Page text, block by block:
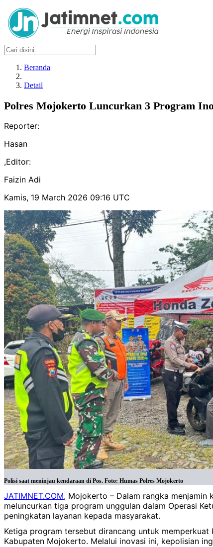
Beranda
Detail
Polres Mojokerto Luncurkan 3 Program
Reporter:
Hasan
,Editor:
Faizin Adi
Kamis, 19 March 2026 09:16 UTC
Polisi saat meninjau kendaraan di Pos. Foto: Humas Polres Mojokerto
JATIMNET.COM, Mojokerto – Dalam rangka menjamin
meluncurkan tiga program unggulan dalam Operasi
peningkatan layanan kepada masyarakat.
Ketiga program tersebut dirancang untuk
Kabupaten Mojokerto. Melalui inovasi ini, kepolisian